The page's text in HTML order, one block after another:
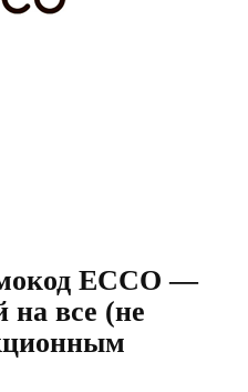
ECCO —
на все (не